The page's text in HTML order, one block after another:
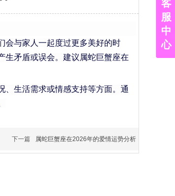
会与家人一起度过更多美好的时
生矛盾或误会。建议属蛇巨蟹座在
、生活需求或情感支持等方面。通
下一篇 属蛇巨蟹座在2026年的爱情运势分析
客
服
中
心